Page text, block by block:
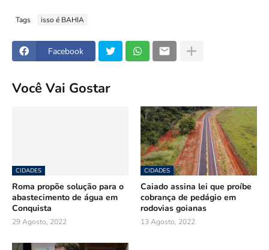
Tags isso é BAHIA
Facebook
Você Vai Gostar
CIDADES
Roma propõe solução para o
abastecimento de água em
Conquista
29 Agosto, 2022
CIDADES
Caiado assina lei que proíbe
cobrança de pedágio em
rodovias goianas
13 Agosto, 2022